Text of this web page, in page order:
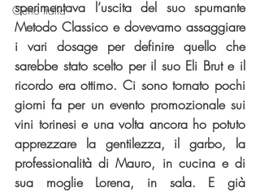
Oeno Italia
sperimentava l’uscita del suo spumante
Metodo Classico e dovevamo assaggiare
i vari dosage per definire quello che
sarebbe stato scelto per il suo Eli Brut e il
ricordo era ottimo. Ci sono tornato pochi
giorni fa per un evento promozionale sui
vini torinesi e una volta ancora ho potuto
apprezzare la gentilezza, il garbo, la
professionalità di Mauro, in cucina e di
sua moglie Lorena, in sala. E già